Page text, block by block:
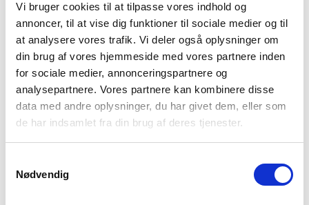
Vi bruger cookies til at tilpasse vores indhold og
annoncer, til at vise dig funktioner til sociale medier og til
at analysere vores trafik. Vi deler også oplysninger om
din brug af vores hjemmeside med vores partnere inden
for sociale medier, annonceringspartnere og
analysepartnere. Vores partnere kan kombinere disse
data med andre oplysninger, du har givet dem, eller som
de har indsamlet fra din brug af deres tjenester.
Nødvendig